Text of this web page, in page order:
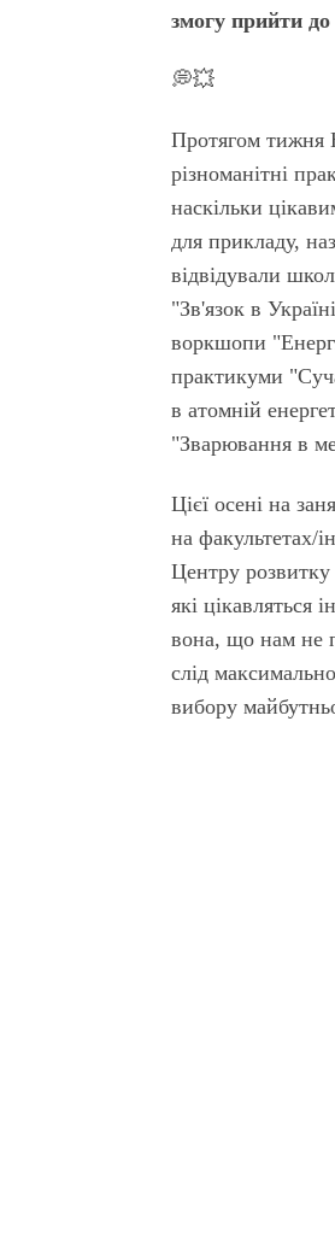
змогу прийти до
💭💥
Протягом
різноманітні
наскільки
для прикладу,
відвідували
"Зв'язок в
воркшопи
практикуми
в атомній
"Зварювання в
Цієї осені на
на факультетах/
Центру розвитку
які
вона, що нам не
слід
вибору